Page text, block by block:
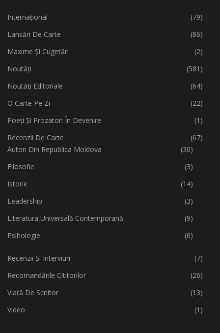
Internațional
(79)
Lansări De Carte
(86)
Maxime Și Cugetări
(2)
Noutăți
(581)
Noutăți Editoriale
(64)
O Carte Pe Zi
(22)
Poeți Și Prozatori În Devenire
(1)
Recenzii De Carte
(67)
Autori Din Republica Moldova
(30)
Filosofie
(3)
Istorie
(14)
Leadership
(3)
Literatura Universală Contemporană
(9)
Psihologie
(6)
Recenzii Și Interviuri
(7)
Recomandările Cititorilor
(26)
Viață De Scriitor
(13)
Video
(1)